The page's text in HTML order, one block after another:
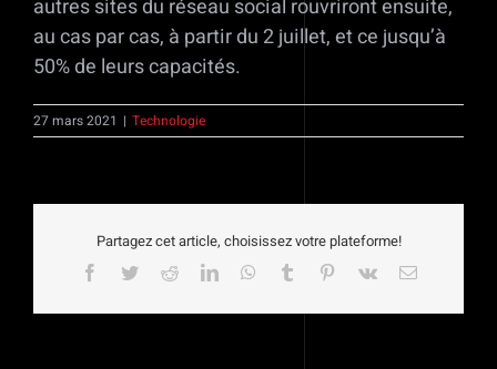
autres sites du réseau social rouvriront ensuite,
au cas par cas, à partir du 2 juillet, et ce jusqu’à
50% de leurs capacités.
27 mars 2021 | Technologie
Partagez cet article, choisissez votre plateforme!
Facebook
TwitterRedditLinkedInWhatsApp
Tumblr Pinterest
Vk Email